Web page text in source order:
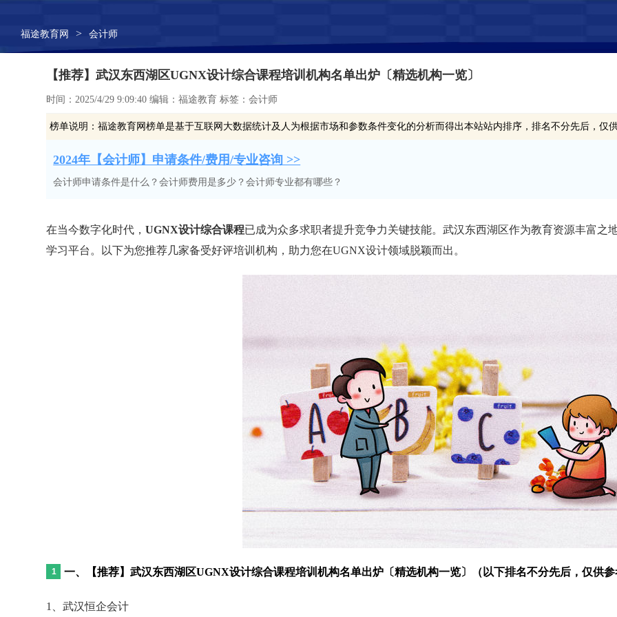
福途教育网 > 会计师
【推荐】武汉东西湖区UGNX设计综合课程培训机构名单出炉〔精选机构一览〕
时间：2025/4/29 9:09:40 编辑：福途教育 标签：会计师
榜单说明：福途教育网榜单是基于互联网大数据统计及人为根据市场和参数条件变化的分析而得出本站站内排序，排名不分先后，仅
2024年【会计师】申请条件/费用/专业咨询 >>
会计师申请条件是什么？会计师费用是多少？会计师专业都有哪些？
在当今数字化时代，UGNX设计综合课程已成为众多求职者提升竞争力关键技能。武汉东西湖区作为教育资源丰富之
学习平台。以下为您推荐几家备受好评培训机构，助力您在UGNX设计领域脱颖而出。
一、【推荐】武汉东西湖区UGNX设计综合课程培训机构名单出炉〔精选机构一览〕（以下排名不分先后，仅供
1、武汉恒企会计